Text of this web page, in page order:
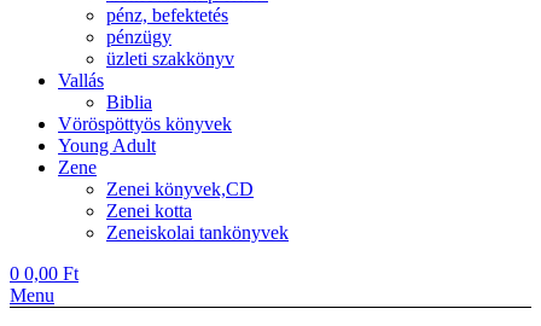
pénz, befektetés
pénzügy
üzleti szakkönyv
Vallás
Biblia
Vöröspöttyös könyvek
Young Adult
Zene
Zenei könyvek,CD
Zenei kotta
Zeneiskolai tankönyvek
0 0,00 Ft
Menu